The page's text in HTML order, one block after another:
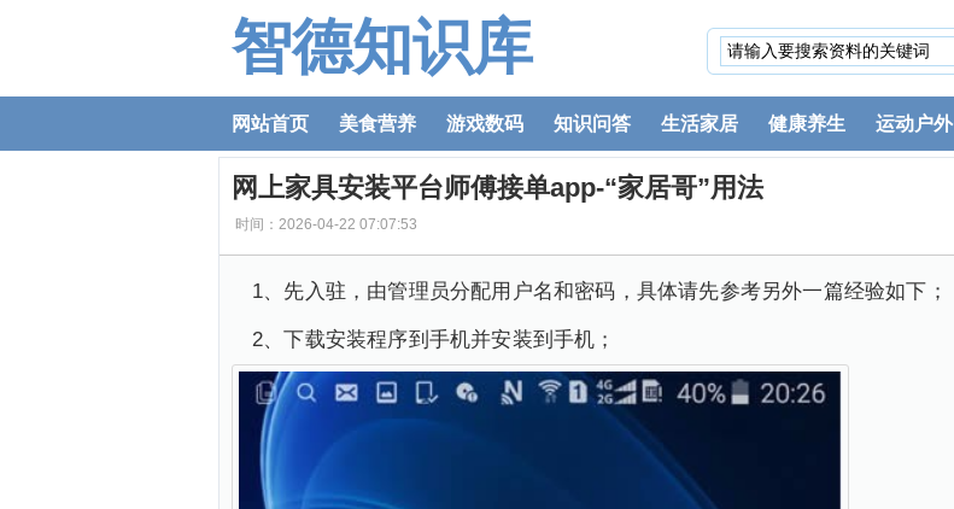
智德知识库
网站首页 美食营养 游戏数码 知识问答 生活家居 健康养生 运动户外
网上家具安装平台师傅接单app-“家居哥”用法
时间：2026-04-22 07:07:53
1、先入驻，由管理员分配用户名和密码，具体请先参考另外一篇经验如下；
2、下载安装程序到手机并安装到手机；